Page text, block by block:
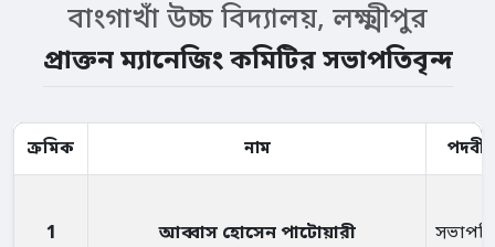
বাংগাখাঁ উচ্চ বিদ্যালয়, লক্ষ্মীপুর
প্রাক্তন ম্যানেজিং কমিটির সভাপতিবৃন্দ
ক্রমিক নাম পদবী
1 আব্বাস হোসেন পাটোয়ারী